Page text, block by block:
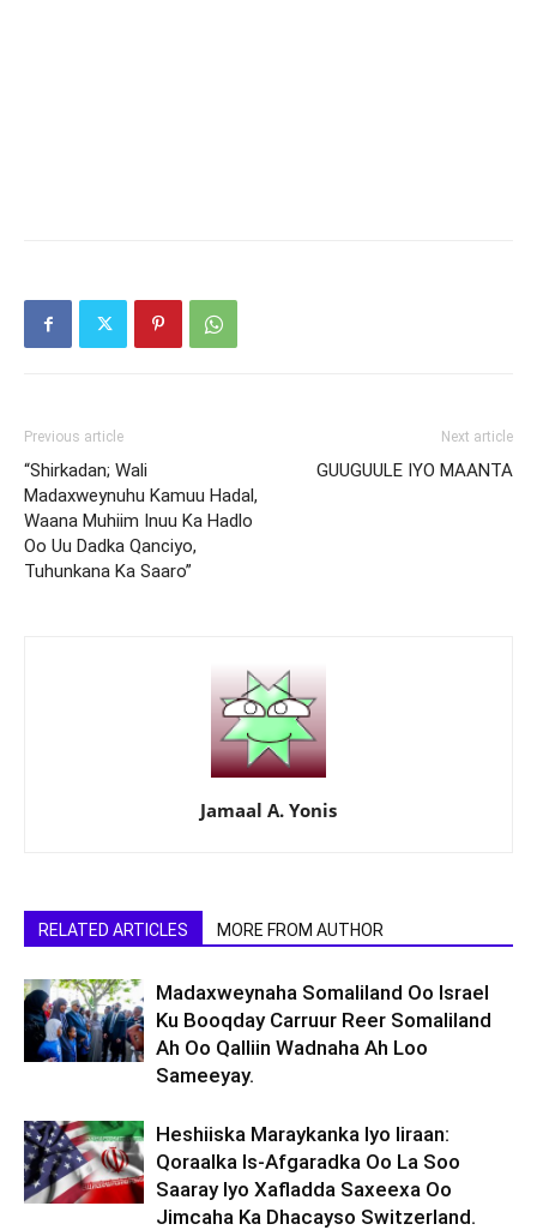
Previous article
“Shirkadan; Wali
Madaxweynuhu Kamuu Hadal,
Waana Muhiim Inuu Ka Hadlo
Oo Uu Dadka Qanciyo,
Tuhunkana Ka Saaro”
Next article
GUUGUULE IYO MAANTA
Jamaal A. Yonis
RELATED ARTICLES MORE FROM AUTHOR
Madaxweynaha Somaliland Oo Israel
Ku Booqday Carruur Reer Somaliland
Ah Oo Qalliin Wadnaha Ah Loo
Sameeyay.
Heshiiska Maraykanka Iyo Iiraan:
Qoraalka Is-Afgaradka Oo La Soo
Saaray Iyo Xafladda Saxeexa Oo
Jimcaha Ka Dhacayso Switzerland.